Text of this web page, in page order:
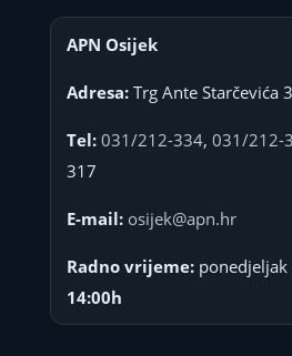
APN Osijek
Adresa:Trg Ante Starčevića
Tel: 031/212-334, 031/212-
317
E-mail: osijek@apn.hr
Radno vrijeme:ponedjeljak
14:00h